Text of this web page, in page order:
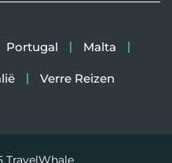
Portugal Malta
Verre Reizen
TravelWhale